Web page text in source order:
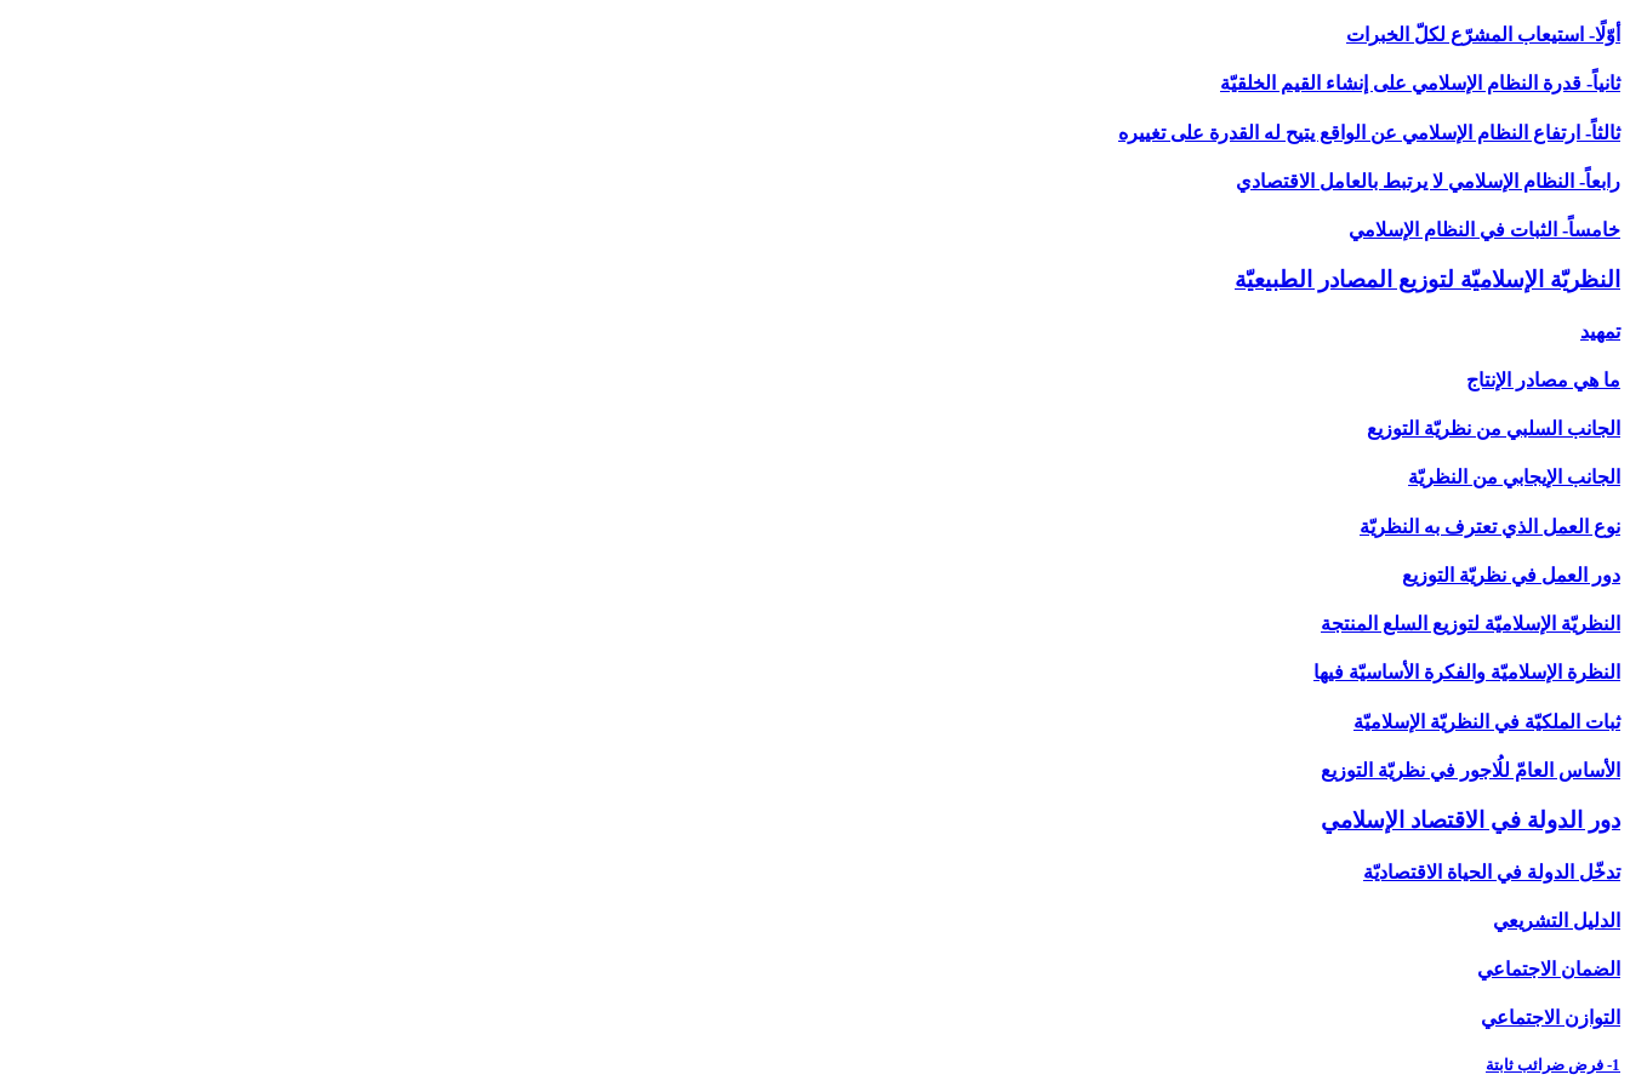
أوّلًا- استيعاب المشرّع لكلّ الخبرات
ثانياً- قدرة النظام الإسلامي على إنشاء القيم الخلقيّة
ثالثاً- ارتفاع النظام الإسلامي عن الواقع يتيح له القدرة على تغييره
رابعاً- النظام الإسلامي لا يرتبط بالعامل الاقتصادي
خامساً- الثبات في النظام الإسلامي
النظريّة الإسلاميّة لتوزيع المصادر الطبيعيّة
تمهيد
ما هي مصادر الإنتاج
الجانب السلبي من نظريّة التوزيع
الجانب الإيجابي من النظريّة
نوع العمل الذي تعترف به النظريّة
دور العمل في نظريّة التوزيع
النظريّة الإسلاميّة لتوزيع السلع المنتجة
النظرة الإسلاميّة والفكرة الأساسيّة فيها
ثبات الملكيّة في النظريّة الإسلاميّة
الأساس العامّ للُاجور في نظريّة التوزيع
دور الدولة في الاقتصاد الإسلامي‏
تدخّل الدولة في الحياة الاقتصاديّة
الدليل التشريعي
الضمان الاجتماعي
التوازن الاجتماعي
1- فرض ضرائب ثابتة